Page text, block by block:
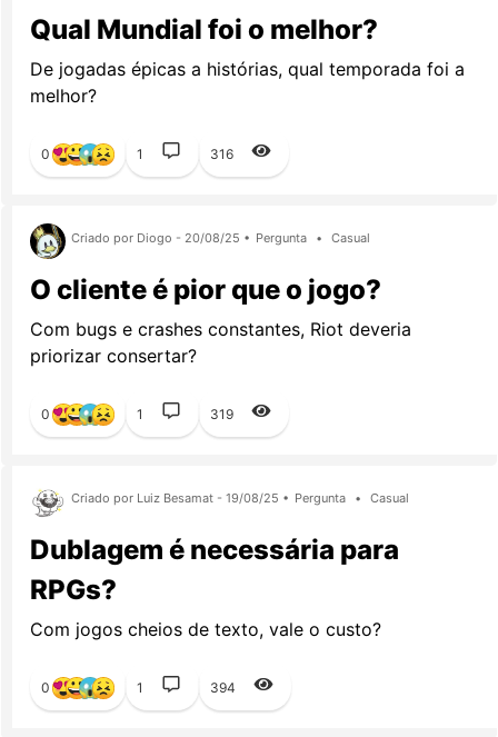
Qual Mundial foi o melhor?
De jogadas épicas a histórias, qual temporada foi a
melhor?
0 1 316
Criado por Diogo - 20/08/25 • Pergunta • Casual
O cliente é pior que o jogo?
Com bugs e crashes constantes, Riot deveria
priorizar consertar?
0 1 319
Criado por Luiz Besamat - 19/08/25 • Pergunta • Casual
Dublagem é necessária para
RPGs?
Com jogos cheios de texto, vale o custo?
0 1 394